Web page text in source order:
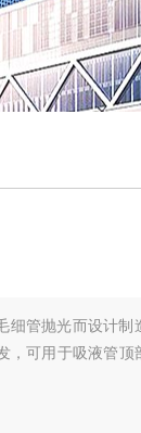
细管抛光而设计制
，可用于吸液管顶